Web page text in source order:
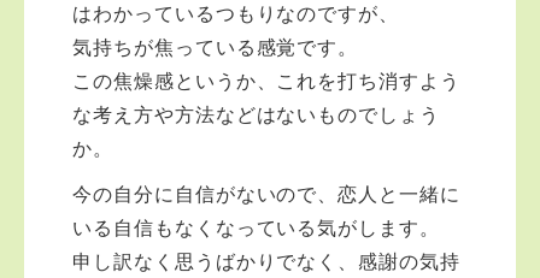
はわかっているつもりなのですが、
気持ちが焦っている感覚です。
この焦燥感というか、これを打ち消すよう
な考え方や方法などはないものでしょう
か。
今の自分に自信がないので、恋人と一緒に
いる自信もなくなっている気がします。
申し訳なく思うばかりでなく、感謝の気持